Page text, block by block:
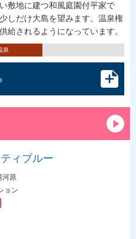
敷地に建つ和風庭園付平家で
しだけ大島を望みます。温泉権
給されるようになっています。
泉
ィブルー
河原
ョン